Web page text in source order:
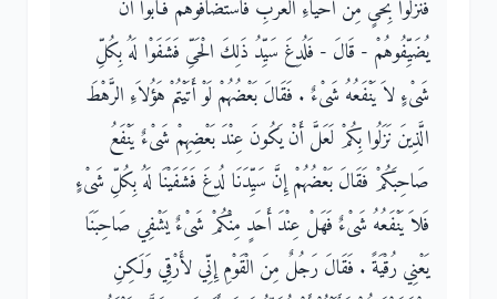
فَنَزَلُوا بِحَىٍّ مِنْ أَحْيَاءِ الْعَرَبِ فَاسْتَضَافُوهُمْ فَأَبَوْا أَنْ
يُضَيِّفُوهُمْ - قَالَ - فَلُدِغَ سَيِّدُ ذَلِكَ الْحَىِّ فَشَفَوْا لَهُ بِكُلِّ
شَىْءٍ لاَ يَنْفَعُهُ شَىْءٌ ‏.‏ فَقَالَ بَعْضُهُمْ لَوْ أَتَيْتُمْ هَؤُلاَءِ الرَّهْطَ
الَّذِينَ نَزَلُوا بِكُمْ لَعَلَّ أَنْ يَكُونَ عِنْدَ بَعْضِهِمْ شَىْءٌ يَنْفَعُ
صَاحِبَكُمْ فَقَالَ بَعْضُهُمْ إِنَّ سَيِّدَنَا لُدِغَ فَشَفَيْنَا لَهُ بِكُلِّ شَىْءٍ
فَلاَ يَنْفَعُهُ شَىْءٌ فَهَلْ عِنْدَ أَحَدٍ مِنْكُمْ شَىْءٌ يَشْفِي صَاحِبَنَا
يَعْنِي رُقْيَةً ‏.‏ فَقَالَ رَجُلٌ مِنَ الْقَوْمِ إِنِّي لأَرْقِي وَلَكِنِ